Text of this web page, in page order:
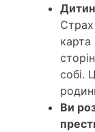
Страх
карта
собі.
Ви